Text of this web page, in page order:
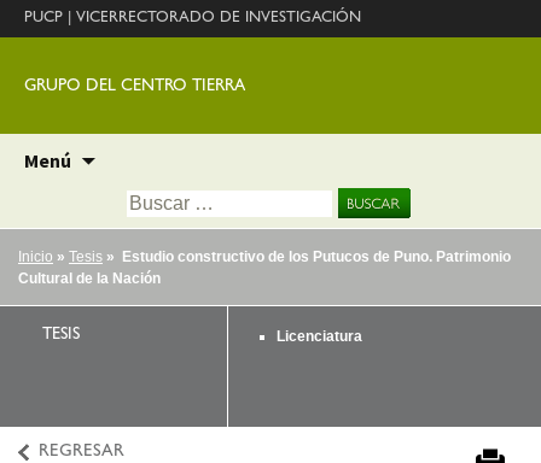
PUCP VICERRECTORADO DE INVESTIGACIÓN
GRUPO DEL CENTRO TIERRA
Menú
contenido
Buscar:
Inicio » Tesis » Estudio constructivo de los Putucos de Puno. Patrimonio
Cultural de la Nación
TESIS Licenciatura
REGRESAR